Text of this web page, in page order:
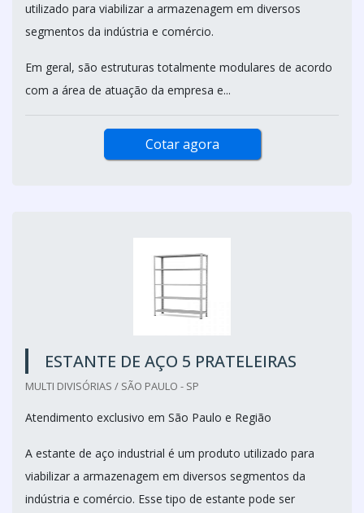
utilizado para viabilizar a armazenagem em diversos
segmentos da indústria e comércio.
Em geral, são estruturas totalmente modulares de acordo
com a área de atuação da empresa e...
Cotar agora
ESTANTE DE AÇO 5 PRATELEIRAS
MULTI DIVISÓRIAS / SÃO PAULO - SP
Atendimento exclusivo em São Paulo e Região
A estante de aço industrial é um produto utilizado para
viabilizar a armazenagem em diversos segmentos da
indústria e comércio. Esse tipo de estante pode ser